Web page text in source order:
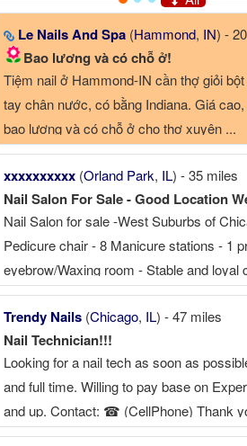
Le Nails And Spa (Hammond, IN) -
Bao lương và có chỗ ở!
Tiệm nail ở Hammond-IN cần thợ giỏi
tay chân nước, có bằng Indiana. Giá
bao lương và có chỗ ở cho thợ xuyên ...
xxxxxxxxxx (Orland Park, IL) - 35 miles
Nail Salon For Sale - Good Location
Nail Salon for sale -West Suburbs of
Pedicure chair - 8 Manicure stations - 1
eyebrow/Waxing room - Stable and loyal
base - Friendly clients with great tips low
expenses - Located just a 30 minute drive
Trendy Nails (Chicago, IL) - 47 miles
Nail Technician!!!
Looking for a nail tech as soon as
and full time. Willing to pay base on
and up. Contact: ☎ (CellPhone) Thank
một kỹ thuật viên là...